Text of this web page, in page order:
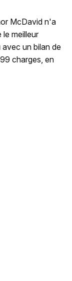
McDavid n'a
meilleur
un bilan de
charges, en